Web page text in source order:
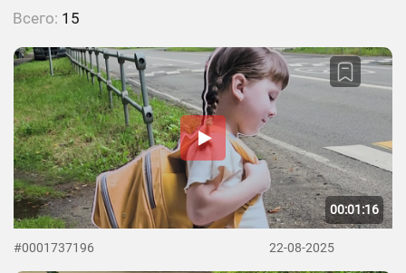
Всего: 15
00:01:16
#0001737196 22-08-2025